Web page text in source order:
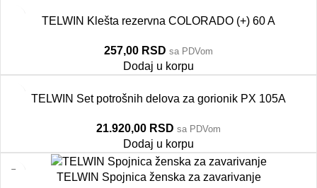
TELWIN Klešta rezervna COLORADO (+) 60 A
257,00 RSD sa PDVom
Dodaj u korpu
TELWIN Set potrošnih delova za gorionik PX 105A
21.920,00 RSD sa PDVom
Dodaj u korpu
TELWIN Spojnica ženska za zavarivanje